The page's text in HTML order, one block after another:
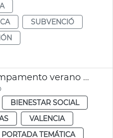
SUBVENCIÓ
JGL subvención campamento verano ASPNION
BIENESTAR SOCIAL
VALENCIA
PORTADA TEMÁTICA